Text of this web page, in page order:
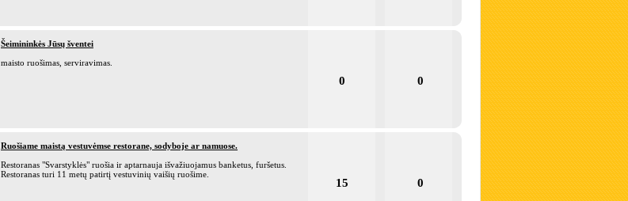
Šeimininkės Jūsų šventei
maisto ruošimas, serviravimas.
0 0
Ruošiame maistą vestuvėmse restorane, sodyboje ar namuose.
Restoranas "Svarstyklės" ruošia ir aptarnauja išvažiuojamus banketus, furšetus.
Restoranas turi 11 metų patirtį vestuvinių vaišių ruošime.
15 0